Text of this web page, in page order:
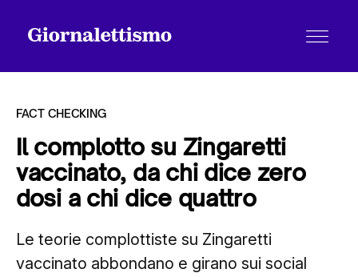
Tutti gli articoli
Chi siamo
FACT CHECKING
Il complotto su Zingaretti
vaccinato, da chi dice zero
dosi a chi dice quattro
Le teorie complottiste su Zingaretti
vaccinato abbondano e girano sui social